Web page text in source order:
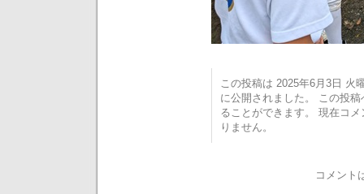
この投稿は 2025年6月3日 火
に公開されました。 この投
ることができます。 現在コ
りません。
コメント